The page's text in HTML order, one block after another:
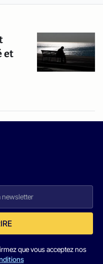
et
que vous acceptez nos